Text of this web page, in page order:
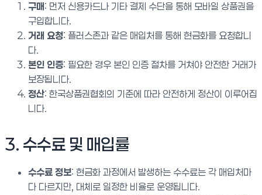
구매: 먼저 신용카드나 기타 결제 수단을 통해 모바일 상품권을
구입합니다.
거래 요청: 플러스존과 같은 매입처를 통해 현금화를 요청합니
다.
본인 인증: 필요한 경우 본인 인증 절차를 거쳐야 안전한 거래가
보장됩니다.
정산: 한국상품권협회의 기준에 따라 안전하게 정산이 이루어집
니다.
3. 수수료 및 매입률
수수료 정보: 현금화 과정에서 발생하는 수수료는 각 매입처마
다 다르지만, 대체로 일정한 비율로 운영됩니다.